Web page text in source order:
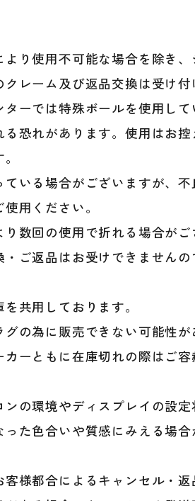
より使用不可能な場合を除き
レーム及び返品交換は受け付
ーでは特殊ボールを使用して
恐れがあります。使用はお控
いる場合がございますが、不
用ください。
数回の使用で折れる場合がご
ご返品はお受けできませんの
共用しております。
の為に販売できない可能性が
ーともに在庫切れの際はご容
の環境やディスプレイの設
た色合いや質感にみえる場
様都合によるキャンセル・返